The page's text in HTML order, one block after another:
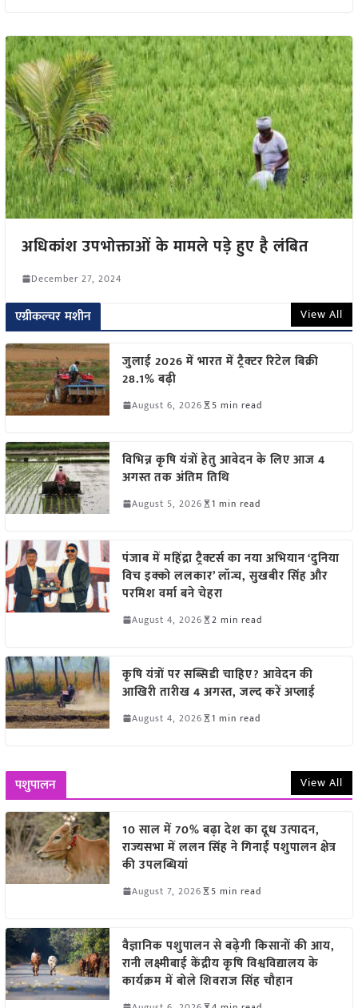
अधिकांश उपभोक्ताओं के मामले पड़े हुए है लंबित
December 27, 2024
एग्रीकल्चर मशीन View All
जुलाई 2026 में भारत में ट्रैक्टर रिटेल बिक्री
28.1% बढ़ी
August 6, 2026 5 min read
विभिन्न कृषि यंत्रों हेतु आवेदन के लिए आज 4
अगस्त तक अंतिम तिथि
August 5, 2026 1 min read
पंजाब में महिंद्रा ट्रैक्टर्स का नया अभियान ‘दुनिया
विच इक्को ललकार’ लॉन्च, सुखबीर सिंह और
परमिश वर्मा बने चेहरा
August 4, 2026 2 min read
कृषि यंत्रों पर सब्सिडी चाहिए? आवेदन की
आखिरी तारीख 4 अगस्त, जल्द करें अप्लाई
August 4, 2026 1 min read
पशुपालन View All
10 साल में 70% बढ़ा देश का दूध उत्पादन,
राज्यसभा में ललन सिंह ने गिनाईं पशुपालन क्षेत्र
की उपलब्धियां
August 7, 2026 5 min read
वैज्ञानिक पशुपालन से बढ़ेगी किसानों की आय,
रानी लक्ष्मीबाई केंद्रीय कृषि विश्वविद्यालय के
कार्यक्रम में बोले शिवराज सिंह चौहान